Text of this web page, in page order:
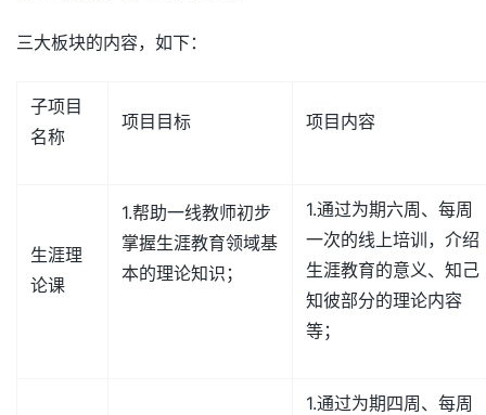
三大板块的内容，如下：
子项目
名称
项目目标 项目内容
生涯理
论课
1.帮助一线教师初步
掌握生涯教育领域基
本的理论知识；
1.通过为期六周、每周
一次的线上培训，介绍
生涯教育的意义、知己
知彼部分的理论内容
等；
1.通过为期四周、每周